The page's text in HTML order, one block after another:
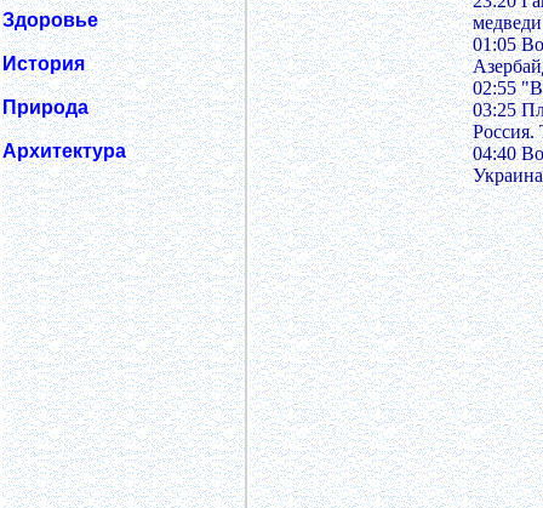
Здоровье
История
Природа
Архитектура
01:05
02:55
03:25
Россия.
04:40